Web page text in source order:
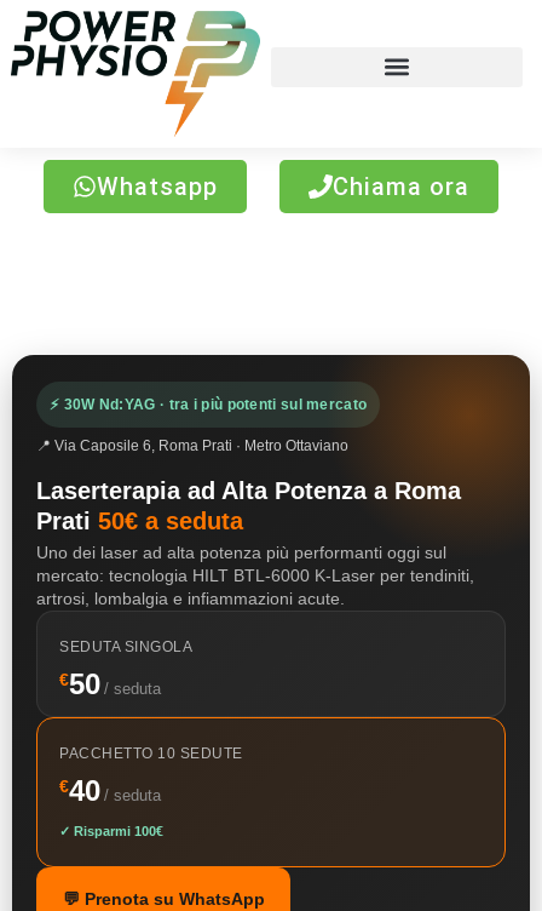
Chiama ora
Whatsapp
⚡ 30W Nd:YAG · tra i più potenti sul mercato
📍 Via Caposile 6, Roma Prati · Metro Ottaviano
Laserterapia ad Alta Potenza a Roma
Prati 50€ a seduta
Uno dei laser ad alta potenza più performanti oggi sul
mercato: tecnologia HILT BTL-6000 K-Laser per tendiniti,
artrosi, lombalgia e infiammazioni acute.
SEDUTA SINGOLA
€50 / seduta
PACCHETTO 10 SEDUTE
€40 / seduta
✓ Risparmi 100€
💬 Prenota su WhatsApp